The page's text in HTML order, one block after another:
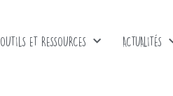
OUTILS ET RESSOURCES ACTUALITÉS